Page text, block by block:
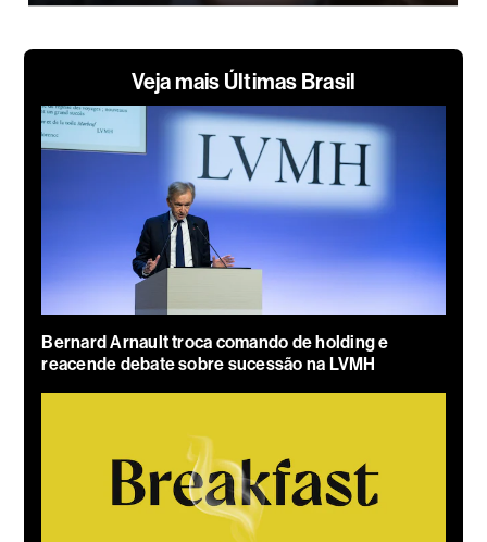
Veja mais Últimas Brasil
Bernard Arnault troca comando de holding e
reacende debate sobre sucessão na LVMH